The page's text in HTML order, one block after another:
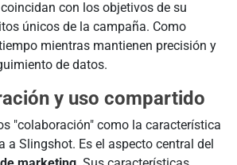
con los objetivos de su
únicos de la campaña. Como
mientras mantienen precisión y
de datos.
y uso compartido
"colaboración" como la característica
a Slingshot. Es el aspecto central del